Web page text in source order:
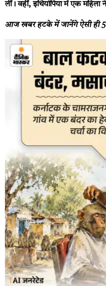
लीं। वहीं, इथियोपिया में एक
आज खबर हटके में जानेंगे ऐसी ही